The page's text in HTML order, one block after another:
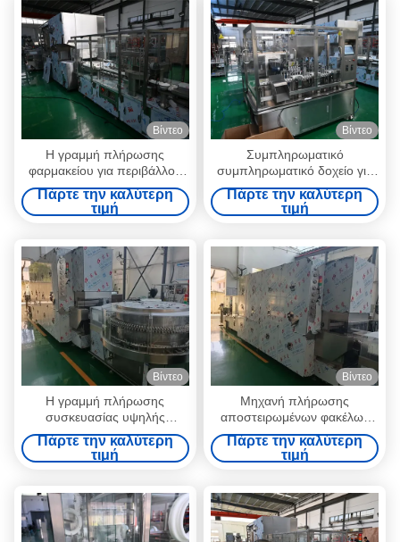
Βίντεο
Η γραμμή πλήρωσης
φαρμακείου για περιβάλλον
υψηλής θερμοκρασίας
συμμορφώνεται με το FDA
και έχει χωρητικότητα
Πάρτε την καλύτερη
τιμή
Βίντεο
Συμπληρωματικό
συμπληρωματικό δοχείο για
την κλινική παραγωγή
22000BPH CE certi GMP
standard με σύστημα ISO
Πάρτε την καλύτερη
τιμή
Βίντεο
Η γραμμή πλήρωσης
συσκευασίας υψηλής
ακρίβειας για διαλύματα
πακλιταξέλης, πλήρωση με
άζωτο CE, καταγγελία GMP
Πάρτε την καλύτερη
τιμή
Βίντεο
Μηχανή πλήρωσης
αποστειρωμένων φακέλων
για εμβόλια υψηλής ιξώδους
και βιολογικά προϊόντα,
συμμόρφωση GMP ISO 5
Πάρτε την καλύτερη
τιμή